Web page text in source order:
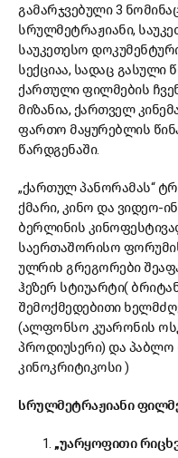
გამარჯვებული 3
სრულმეტრაჟიანი,
საუკეთესო
სექციაა, სადაც გასული
ქართული ფილმების
მიზანია, ქართველ
ფართო მაყურებლის
წარდგენაში.
„ქართულ პანორამას“
ქმარი, კინო და ვიდეო-
ბერლინის
საერთაშორისო
ულრიხ გრეგორები
ჰეზერ სტიუარტი(
შემოქმედებითი
(ალფონსო კუარონის
პროდიუსერი) და პაბლო
კინოკრიტიკოსი )
სრულმეტრაჟიანი
„უარყოფითი